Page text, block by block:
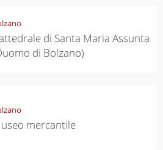
di Santa Maria Assunta
di Bolzano)
mercantile